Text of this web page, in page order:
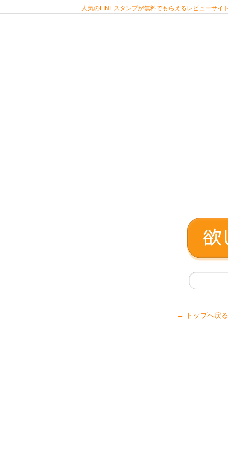
人気のLINEスタンプが無料でもらえるレビューサイ
← トップへ戻る